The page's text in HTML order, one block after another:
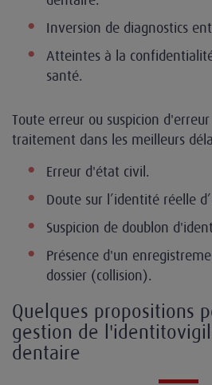
Inversion de diagnostics
Atteintes à la
santé.
Toute erreur ou suspicion
traitement dans les meilleurs
Erreur d'état civil.
Doute sur l’identité réelle
Suspicion de doublon
Présence d'un
dossier (collision).
Quelques propositions
gestion de
dentaire